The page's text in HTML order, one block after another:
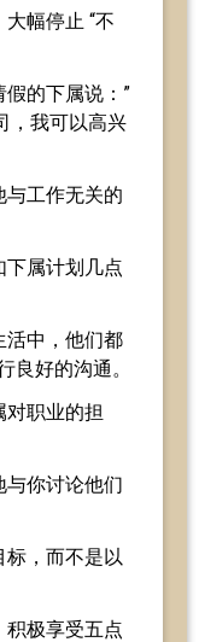
幅停止 “不
的下属说：”
，我可以高兴
与工作无关的
下属计划几点
活中，他们都
良好的沟通。
职业的担
与你讨论他们
，而不是以
积极享受五点